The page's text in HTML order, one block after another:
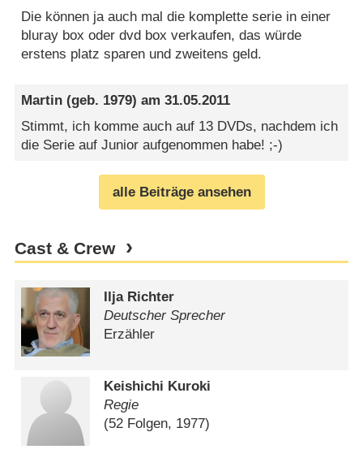
Die können ja auch mal die komplette serie in einer
bluray box oder dvd box verkaufen, das würde
erstens platz sparen und zweitens geld.
Martin (geb. 1979) am31.05.2011
Stimmt, ich komme auch auf 13 DVDs, nachdem ich
die Serie auf Junior aufgenommen habe! ;-)
alle Beiträge ansehen
Cast & Crew
Ilja Richter
Deutscher Sprecher
Erzähler
Keishichi Kuroki
Regie
(52 Folgen, 1977)